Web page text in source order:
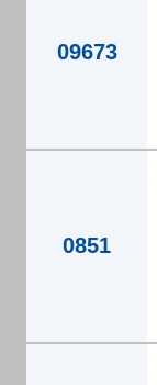
09673
0851